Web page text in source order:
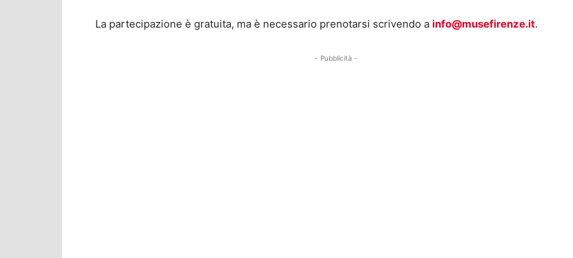
La partecipazione è gratuita, ma è necessario prenotarsi scrivendo a info@musefirenze.it.
- Pubblicità -